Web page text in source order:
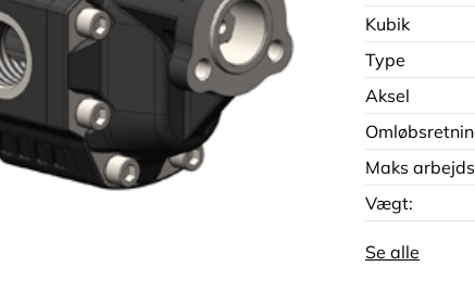
Kubik
Type
Aksel
Maks
Vægt:
Se alle